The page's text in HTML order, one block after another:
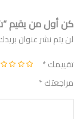
كن أول من يقيم
لن يتم نشر عنوان
تقييمك*
مراجعتك*